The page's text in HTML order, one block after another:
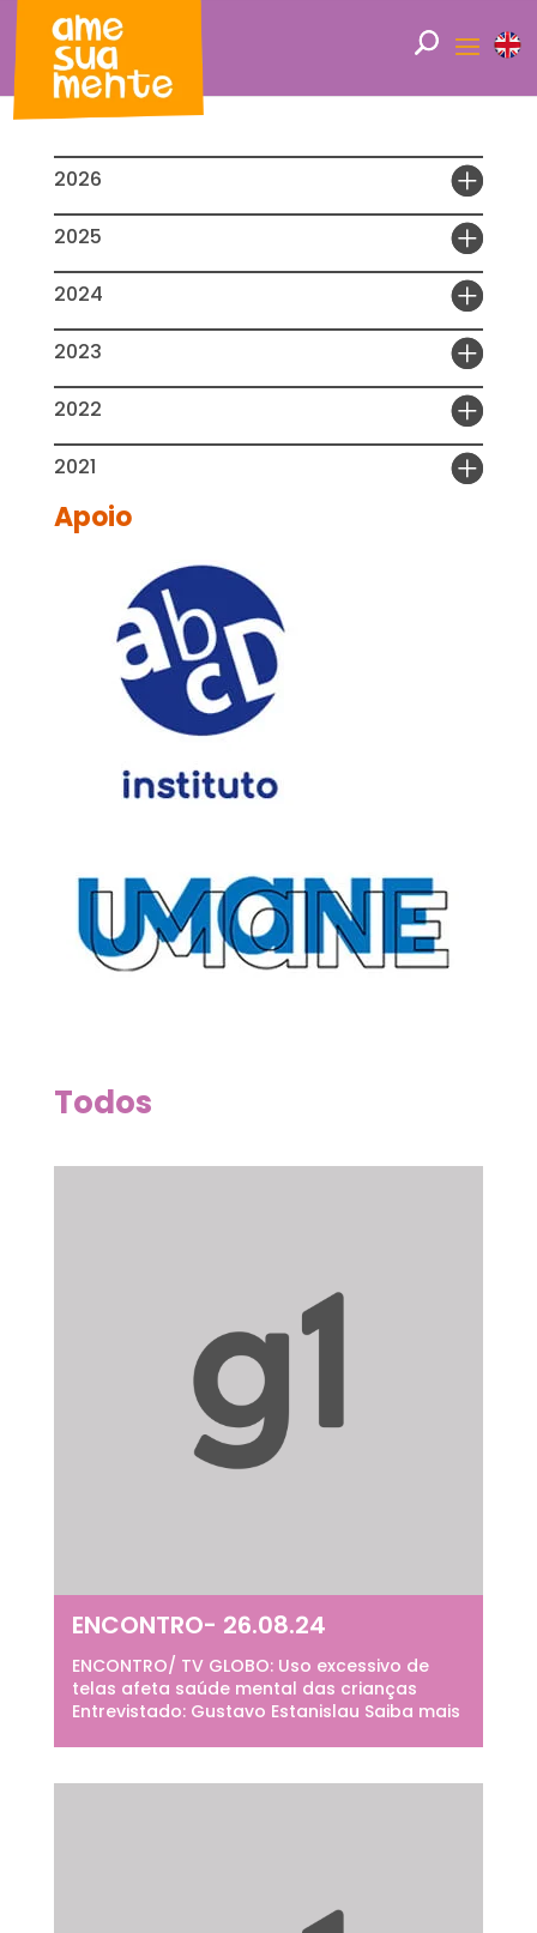
2026
2025
2024
2023
2022
2021
Apoio
Todos
ENCONTRO- 26.08.24
ENCONTRO/ TV GLOBO: Uso excessivo de
telas afeta saúde mental das crianças
Entrevistado: Gustavo Estanislau Saiba mais